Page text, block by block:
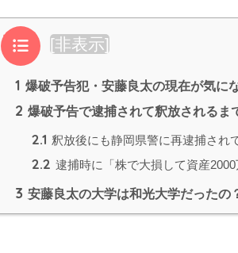
目次 [非表示]
1 爆破予告犯・安藤良太の現在が気に
2 爆破予告で逮捕されて釈放されるま
2.1 釈放後にも静岡県警に再逮捕され
2.2 逮捕時に「株で大損して資産
3 安藤良太の大学は和光大学だったの